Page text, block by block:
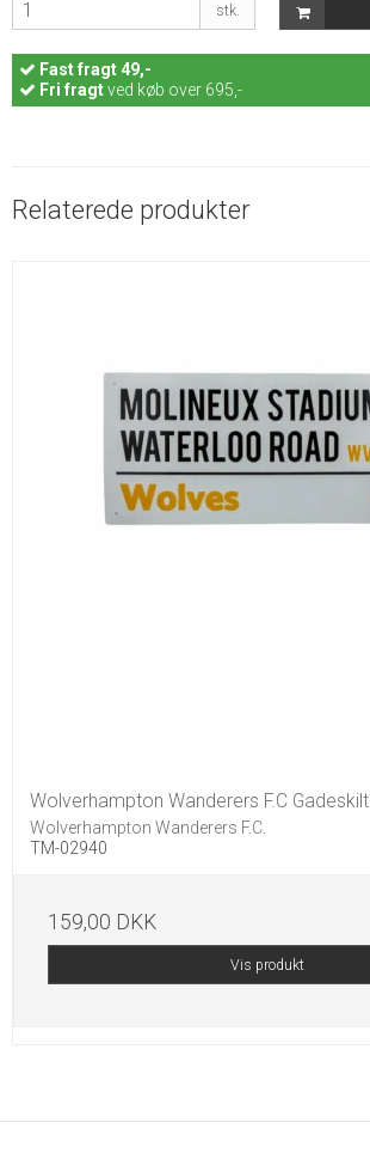
stk.
Fastfragt 49,-
Fri fragtved køb over 695,-
Relaterede produkter
Wolverhampton Wanderers F.C Gadeskilt
Wolverhampton Wanderers F.C.
TM-02940
159,00 DKK
Vis produkt